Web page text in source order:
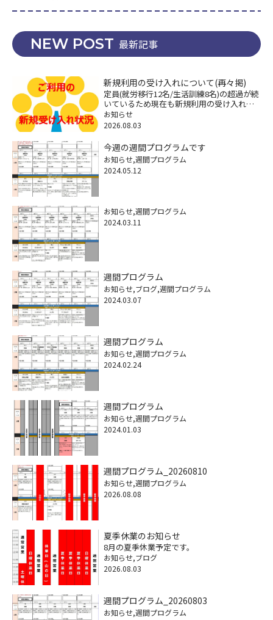
NEW POST 最新記事
新規利用の受け入れについて(再々掲)
定員(就労移行12名/生活訓練8名)の超過が続
いているため現在も新規利用の受け入れが
できなくなっていますが、困りごとへの相
談に関しては継続してますので遠慮なくご
ビスや将来の経済不安 […]
お知らせ
2026.08.03
今週の週間プログラムです
お知らせ 週間プログラム
2024.05.12
お知らせ 週間プログラム
2024.03.11
週間プログラム
お知らせ ブログ 週間プログラム
2024.03.07
週間プログラム
お知らせ 週間プログラム
2024.02.24
週間プログラム
お知らせ 週間プログラム
2024.01.03
週間プログラム_20260810
お知らせ 週間プログラム
2026.08.08
夏季休業のお知らせ
8月の夏季休業予定です。
お知らせ ブログ
2026.08.03
週間プログラム_20260803
お知らせ 週間プログラム